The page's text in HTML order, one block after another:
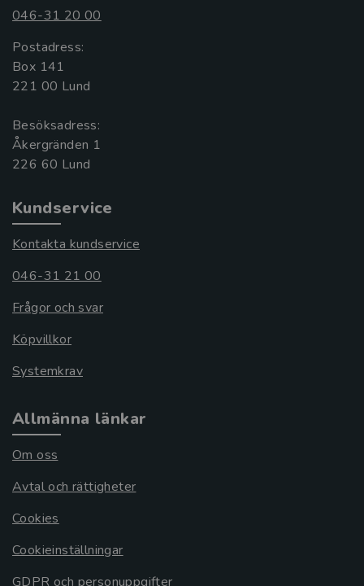
046-31 20 00
Postadress:
Box 141
221 00 Lund
Besöksadress:
Åkergränden 1
Kundservice
Kontakta kundservice
046-31 21 00
Frågor och svar
Köpvillkor
Systemkrav
Allmänna länkar
Om oss
Avtal och rättigheter
Cookies
Cookieinställningar
GDPR och personuppgifter